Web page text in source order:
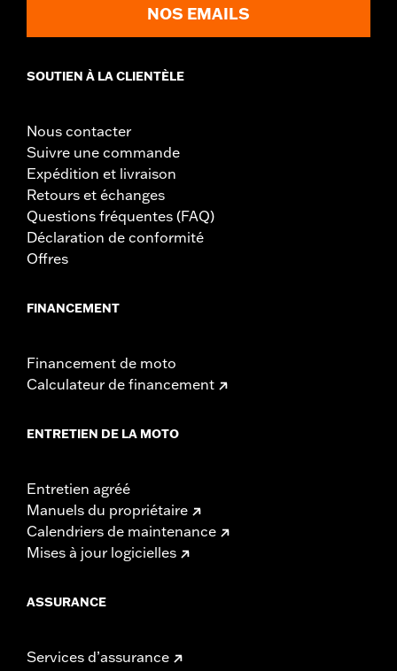
NOS EMAILS
SOUTIEN À LA CLIENTÈLE
Nous contacter
Suivre une commande
Expédition et livraison
Retours et échanges
Questions fréquentes (FAQ)
Déclaration de conformité
Offres
FINANCEMENT
Financement de moto
Calculateur de financement
ENTRETIEN DE LA MOTO
Entretien agréé
Manuels du propriétaire
Calendriers de maintenance
Mises à jour logicielles
ASSURANCE
Services d’assurance